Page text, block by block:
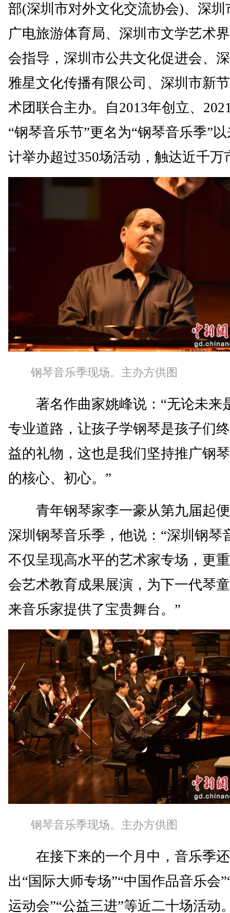
部(深圳市对外文化交流协会)、深圳
广电旅游体育局、深圳市文学艺术
会指导，深圳市公共文化促进会、
雅星文化传播有限公司、深圳市新
术团联合主办。自2013年创立、
“钢琴音乐节”更名为“钢琴音乐季”
计举办超过350场活动，触达近千万
钢琴音乐季现场。主办方供图
著名作曲家姚峰说：“无论未来
专业道路，让孩子学钢琴是孩子们
益的礼物，这也是我们坚持推广钢
的核心、初心。”
青年钢琴家李一豪从第九届起
深圳钢琴音乐季，他说：“深圳钢琴
不仅呈现高水平的艺术家专场，更
会艺术教育成果展演，为下一代琴
来音乐家提供了宝贵舞台。”
钢琴音乐季现场。主办方供图
在接下来的一个月中，音乐季
出“国际大师专场”“中国作品音乐会
运动会”“公益三进”等近二十场活动